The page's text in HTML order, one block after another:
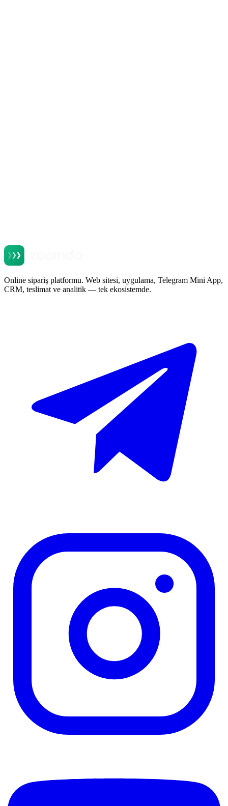
Online sipariş platformu. Web sitesi, uygulama, Telegram Mini App,
CRM, teslimat ve analitik — tek ekosistemde.